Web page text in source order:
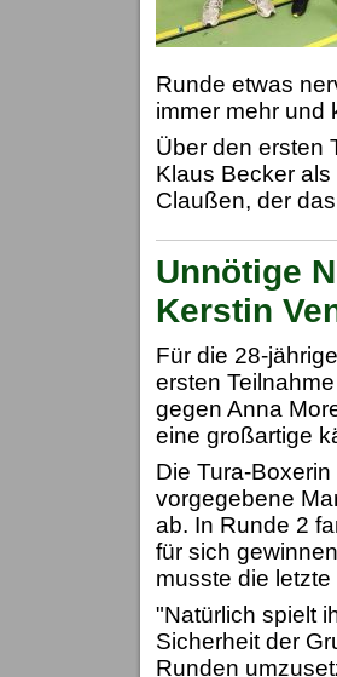
Runde etwas
immer mehr und
Über den ersten
Klaus Becker
Claußen, der
Unnötige
Kerstin
Für die 28-
ersten
gegen Anna
eine großartige
Die Tura-
vorgegebene
ab. In Runde 2
für sich
musste die
"Natürlich spielt
Sicherheit der
Runden